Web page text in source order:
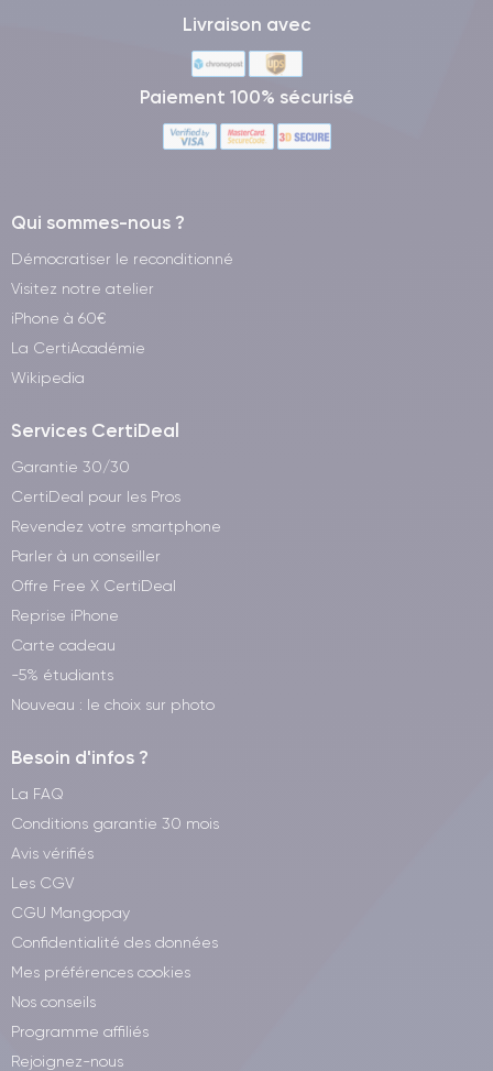
Livraison avec
Paiement 100% sécurisé
Qui sommes-nous ?
Démocratiser le reconditionné
Visitez notre atelier
iPhone à 60€
La CertiAcadémie
Wikipedia
Services CertiDeal
Garantie 30/30
CertiDeal pour les Pros
Revendez votre smartphone
Parler à un conseiller
Offre Free X CertiDeal
Reprise iPhone
Carte cadeau
-5% étudiants
Nouveau : le choix sur photo
Besoin d'infos ?
La FAQ
Conditions garantie 30 mois
Avis vérifiés
Les CGV
CGU Mangopay
Confidentialité des données
Mes préférences cookies
Nos conseils
Programme affiliés
Rejoignez-nous